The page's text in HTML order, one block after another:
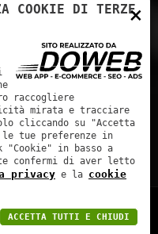
| C.F.:
€ | REA: VR168551 |
INDICAZIONI
SMALTIMENTO
×
COOKIE DI TERZE
raccogliere
mirata e tracciare
cliccando su "Accetta
tue preferenze in
in basso a
confermi di aver letto
privacy e la cookie
ACCETTA TUTTI E CHIUDI